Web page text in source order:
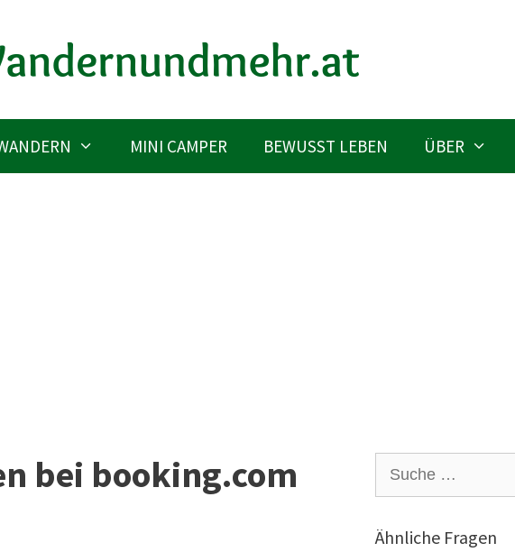
MINI CAMPER BEWUSST LEBEN ÜBER
bei booking.com
nach:
Ähnliche Fragen